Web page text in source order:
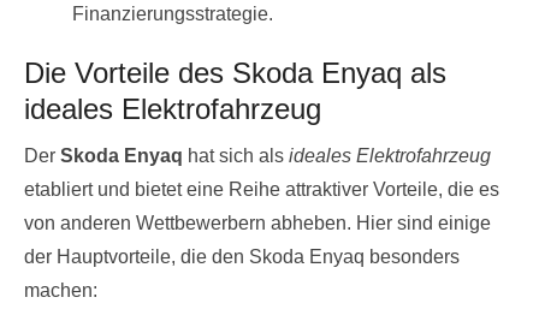
Finanzierungsstrategie.
Die Vorteile des Skoda Enyaq als
ideales Elektrofahrzeug
Der Skoda Enyaq hat sich als ideales Elektrofahrzeug
etabliert und bietet eine Reihe attraktiver Vorteile, die es
von anderen Wettbewerbern abheben. Hier sind einige
der Hauptvorteile, die den Skoda Enyaq besonders
machen: